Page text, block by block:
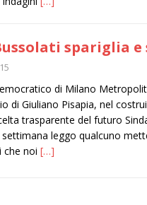
spariglia e
di Milano
di Giuliano Pisapia, nel
trasparente del futuro
leggo qualcuno
che noi […]